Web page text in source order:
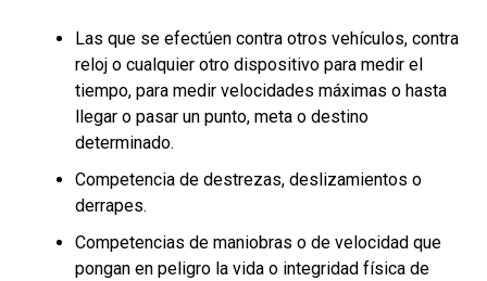
Las que se efectúen contra otros vehículos, contra
reloj o cualquier otro dispositivo para medir el
tiempo, para medir velocidades máximas o hasta
llegar o pasar un punto, meta o destino
determinado.
Competencia de destrezas, deslizamientos o
derrapes.
Competencias de maniobras o de velocidad que
pongan en peligro la vida o integridad física de